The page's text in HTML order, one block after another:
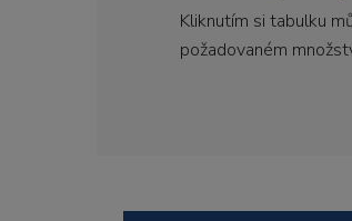
Kliknutím si tabulku
požadovaném